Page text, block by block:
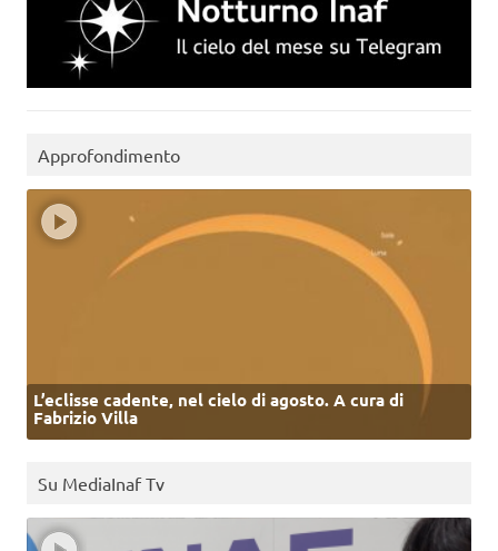
Approfondimento
L’eclisse cadente, nel cielo di agosto. A cura di
Fabrizio Villa
Su MediaInaf Tv